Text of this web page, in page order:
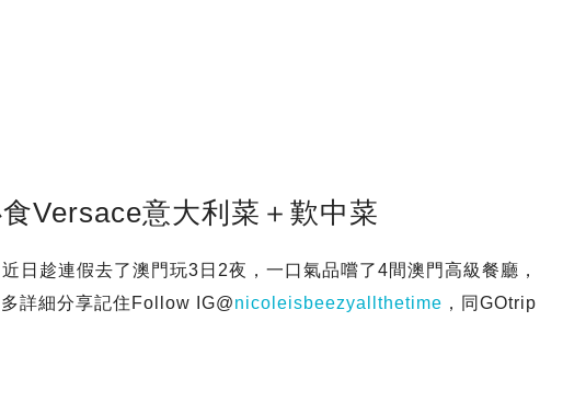
Versace意大利菜＋歎中菜
日趁連假去了澳門玩3日2夜，一口氣品嚐了4間澳門高級餐廳，
詳細分享記住Follow IG@nicoleisbeezyallthetime ，同GOtrip